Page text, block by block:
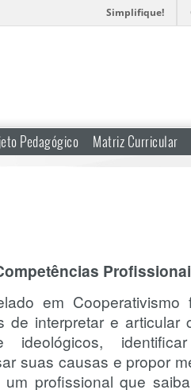
Simplifique!
Pedagógico Matriz Curricular
em Cooperativismo
de interpretar e articular
ideológicos,
suas causas e propor
profissional que